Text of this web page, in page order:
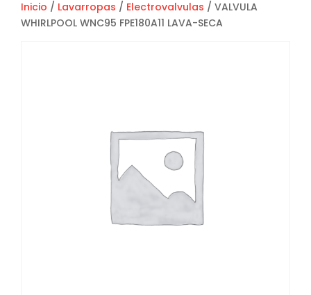
Inicio / Lavarropas / Electrovalvulas / VALVULA
WHIRLPOOL WNC95 FPE180A11 LAVA-SECA